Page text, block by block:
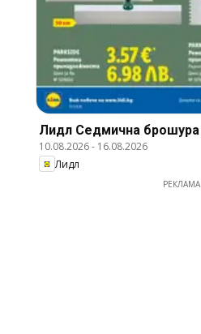
Лидл Cедмична брошура
10.08.2026- 16.08.2026
Лидл
РЕКЛАМА